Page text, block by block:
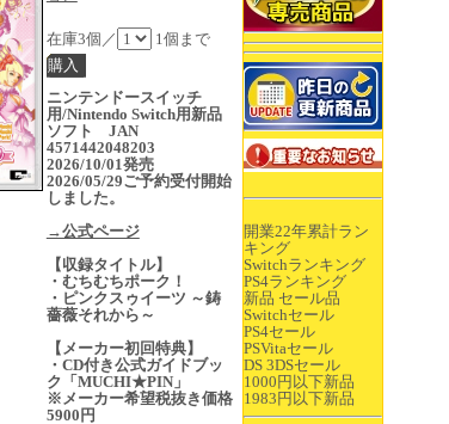
開業22年累計ラン
キング
Switchランキング
PS4ランキング
新品 セール品
Switchセール
PS4セール
PSVitaセール
DS 3DSセール
1000円以下新品
1983円以下新品
在庫3個／ 1個まで
ニンテンドースイッチ
用/Nintendo Switch用新品
ソフト JAN
4571442048203
2026/10/01発売
2026/05/29ご予約受付開始
しました。
→公式ページ
【収録タイトル】
・むちむちポーク！
・ピンクスゥイーツ ～鋳
薔薇それから～
【メーカー初回特典】
・CD付き公式ガイドブッ
ク「MUCHI★PIN」
※メーカー希望税抜き価格
5900円